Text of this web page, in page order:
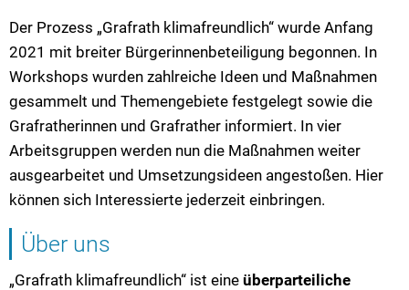
Der Prozess „Grafrath klimafreundlich“ wurde Anfang
2021 mit breiter Bürgerinnenbeteiligung begonnen. In
Workshops wurden zahlreiche Ideen und Maßnahmen
gesammelt und Themengebiete festgelegt sowie die
Grafratherinnen und Grafrather informiert. In vier
Arbeitsgruppen werden nun die Maßnahmen weiter
ausgearbeitet und Umsetzungsideen angestoßen. Hier
können sich Interessierte jederzeit einbringen.
Über uns
„Grafrath klimafreundlich“ ist eine überparteiliche